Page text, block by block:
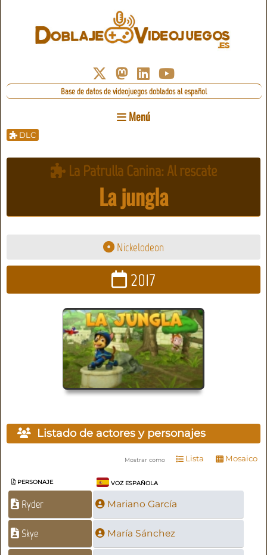
Base de datos de videojuegos doblados al español
Menú
DLC
La Patrulla Canina: Al rescate
La jungla
Nickelodeon
2017
Listado de actores y personajes
Mostrar como Lista Mosaico
PERSONAJE VOZ ESPAÑOLA
Ryder Mariano García
Skye María Sánchez